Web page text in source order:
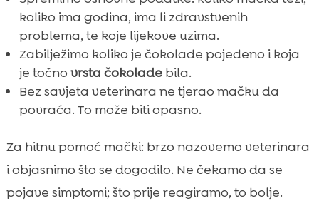
koliko ima godina, ima li zdravstvenih
problema, te koje lijekove uzima.
Zabilježimo koliko je čokolade pojedeno i koja
je točno vrsta čokoladebila.
Bez savjeta veterinara ne tjerao mačku da
povraća. To može biti opasno.
Za hitnu pomoć mački: brzo nazovemo veterinara
i objasnimo što se dogodilo. Ne čekamo da se
pojave simptomi; što prije reagiramo, to bolje.